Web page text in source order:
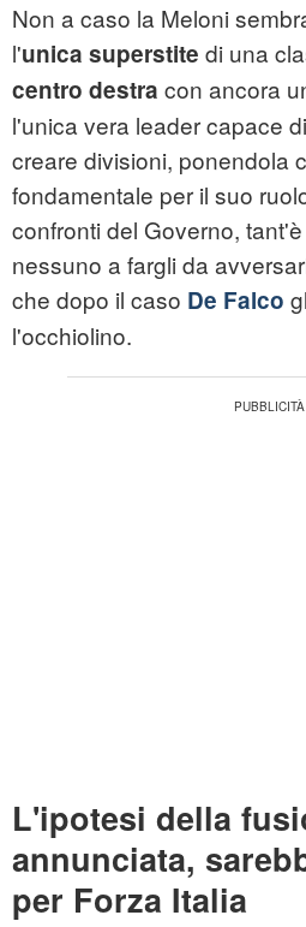
Non a caso la Meloni
l'unica superstite di una
centro destra con ancora
l'unica vera leader capace
creare divisioni, ponendola
fondamentale per il suo
confronti del Governo,
nessuno a fargli da
che dopo il caso De Falco
l'occhiolino.
L'ipotesi della
annunciata,
per Forza Italia